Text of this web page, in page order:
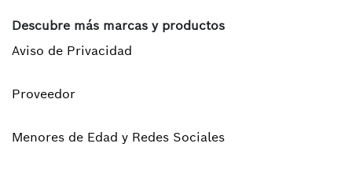
Descubre más marcas y productos
Aviso de Privacidad
Proveedor
Menores de Edad y Redes Sociales